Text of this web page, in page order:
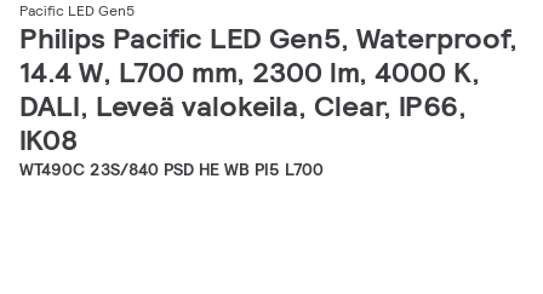
Pacific LED Gen5
Philips Pacific LED Gen5, Waterproof,
14.4 W, L700 mm, 2300 lm, 4000 K,
DALI, Leveä valokeila, Clear, IP66,
IK08
WT490C 23S/840 PSD HE WB PI5 L700